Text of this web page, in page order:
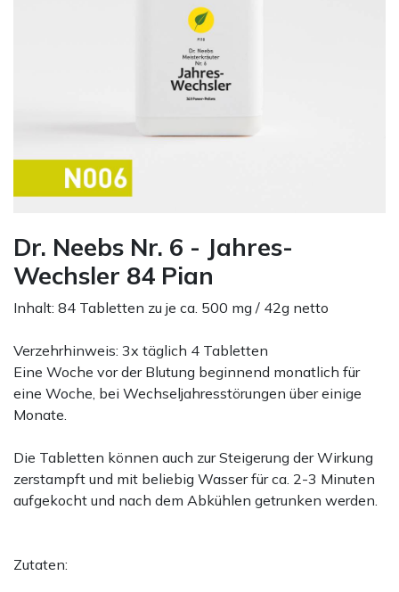
Dr. Neebs Nr. 6 - Jahres-
Wechsler 84 Pian
Inhalt: 84 Tabletten zu je ca. 500 mg / 42g netto
Verzehrhinweis: 3x täglich 4 Tabletten
Eine Woche vor der Blutung beginnend monatlich für
eine Woche, bei Wechseljahresstörungen über einige
Monate.
Die Tabletten können auch zur Steigerung der Wirkung
zerstampft und mit beliebig Wasser für ca. 2-3 Minuten
aufgekocht und nach dem Abkühlen getrunken werden.
Zutaten: